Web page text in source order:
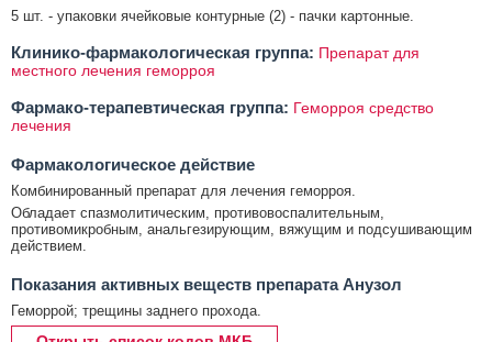
5 шт. - упаковки ячейковые контурные (2) - пачки картонные.
Клинико-фармакологическая группа: Препарат для
местного лечения геморроя
Фармако-терапевтическая группа: Геморроя средство
лечения
Фармакологическое действие
Комбинированный препарат для лечения геморроя.
Обладает спазмолитическим, противовоспалительным,
противомикробным, анальгезирующим, вяжущим и подсушивающим
действием.
Показания активных веществ препарата Анузол
Геморрой; трещины заднего прохода.